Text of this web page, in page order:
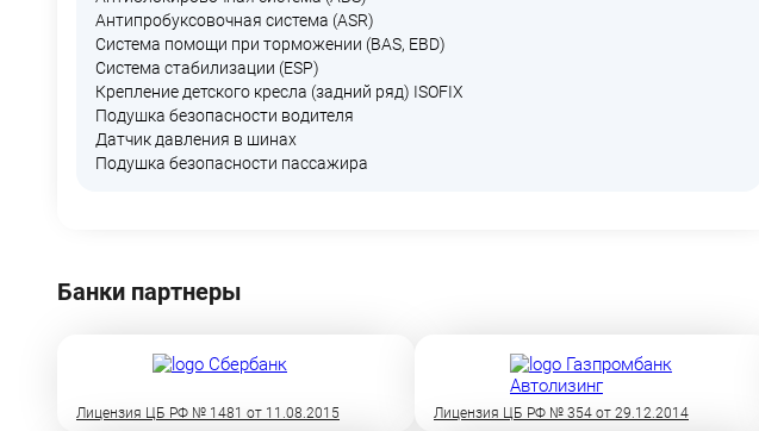
Антипробуксовочная система (ASR)
Система помощи при торможении (BAS, EBD)
Система стабилизации (ESP)
Крепление детского кресла (задний ряд) ISOFIX
Подушка безопасности водителя
Датчик давления в шинах
Подушка безопасности пассажира
Банки партнеры
Лицензия ЦБ РФ № 1481 от 11.08.2015 Лицензия ЦБ РФ № 354 от 29.12.2014